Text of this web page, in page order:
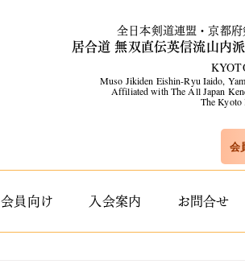
全日本剣道連盟・京都
居合道 無双直伝英信流山内
Muso Jikiden Eishin-Ryu Iaido,
Affiliated with The All Japan
The Kyoto
会
会員向け 入会案内 お問合せ